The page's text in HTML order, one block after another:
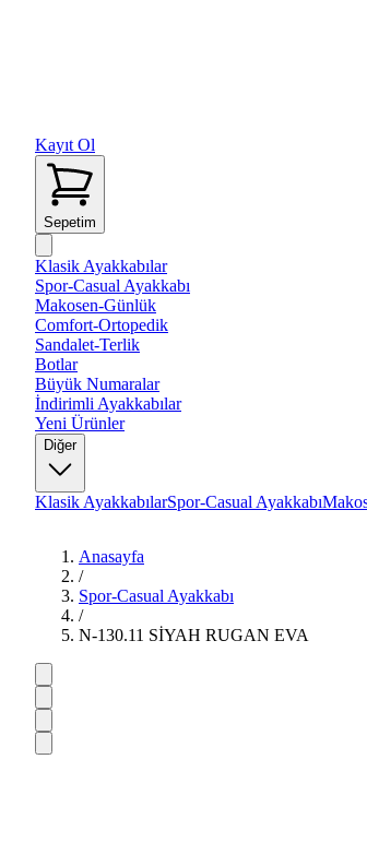
Kayıt Ol
Sepetim
Klasik Ayakkabılar
Spor-Casual Ayakkabı
Makosen-Günlük
Comfort-Ortopedik
Sandalet-Terlik
Botlar
Büyük Numaralar
İndirimli Ayakkabılar
Yeni Ürünler
Diğer
Klasik AyakkabılarSpor-Casual Ayakkabı
Anasayfa
/
Spor-Casual Ayakkabı
/
N-130.11 SİYAH RUGAN EVA